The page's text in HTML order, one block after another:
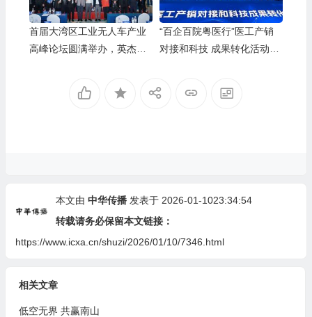
首届大湾区工业无人车产业
高峰论坛圆满举办，英杰达
“百企百院粤医行”医工产销
对接和科技 成果转化活动深
本文由 中华传播发表于 2026-01-1023:34:54
转载请务必保留本文链接：
https://www.icxa.cn/shuzi/2026/01/10/7346.html
相关文章
低空无界 共赢南山